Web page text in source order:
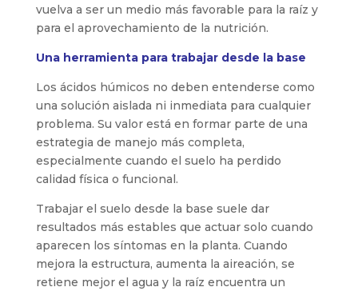
vuelva a ser un medio más favorable para la raíz y
para el aprovechamiento de la nutrición.
Una herramienta para trabajar desde la base
Los ácidos húmicos no deben entenderse como
una solución aislada ni inmediata para cualquier
problema. Su valor está en formar parte de una
estrategia de manejo más completa,
especialmente cuando el suelo ha perdido
calidad física o funcional.
Trabajar el suelo desde la base suele dar
resultados más estables que actuar solo cuando
aparecen los síntomas en la planta. Cuando
mejora la estructura, aumenta la aireación, se
retiene mejor el agua y la raíz encuentra un